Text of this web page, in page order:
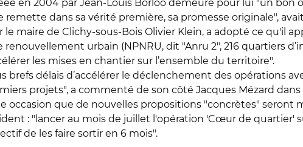
en 2004 par Jean-Louis Borloo demeure pour lui "un bon
dans sa vérité première, sa promesse originale",
maire de Clichy-sous-Bois Olivier Klein, a adopté ce qu'il
urbain (NPNRU, dit "Anru 2", 216 quartiers
les mises en chantier sur l’ensemble du territoire".
brefs délais d’accélérer le déclenchement des opérations
projets", a commenté de son côté Jacques Mézard
occasion que de nouvelles propositions "concrètes" seront
: "lancer au mois de juillet l'opération 'Cœur de quartier'
de les faire sortir en 6 mois".